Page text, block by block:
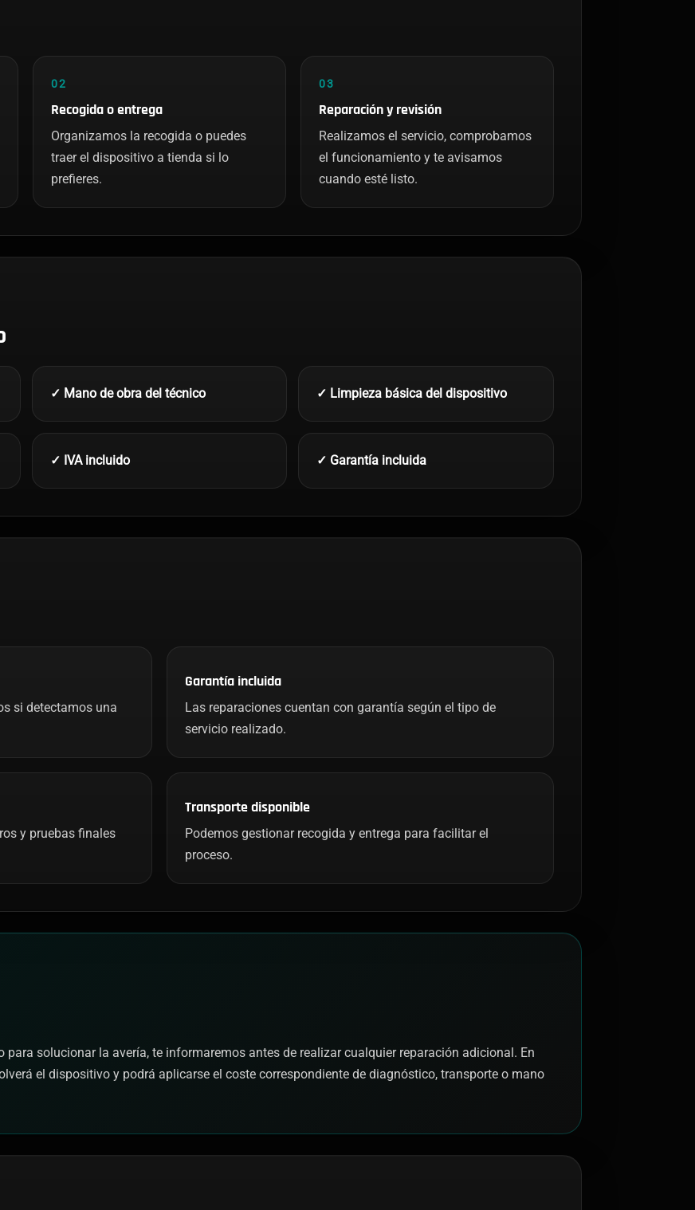
02
Recogida o entrega
Organizamos la recogida o puedes
traer el dispositivo a tienda si lo
prefieres.
03
Reparación y revisión
Realizamos el servicio, comprobamos
el funcionamiento y te avisamos
cuando esté listo.
✓ Mano de obra del técnico ✓ Limpieza básica del dispositivo
✓ IVA incluido ✓ Garantía incluida
si detectamos una
Garantía incluida
Las reparaciones cuentan con garantía según el tipo de
servicio realizado.
y pruebas finales
Transporte disponible
Podemos gestionar recogida y entrega para facilitar el
proceso.
para solucionar la avería, te informaremos antes de realizar cualquier reparación adicional. En
el dispositivo y podrá aplicarse el coste correspondiente de diagnóstico, transporte o mano